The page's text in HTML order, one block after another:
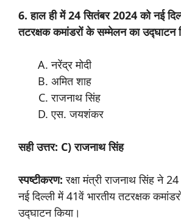
6. हाल ही में 24 सितंबर 2024 को नई
तटरक्षक कमांडरों के सम्मेलन का उद्घाटन
नरेंद्र मोदी
अमित शाह
राजनाथ सिंह
एस. जयशंकर
सही उत्तर: C) राजनाथ सिंह
स्पष्टीकरण: रक्षा मंत्री राजनाथ सिंह ने
नई दिल्ली में 41वें भारतीय तटरक्षक
उद्घाटन किया।